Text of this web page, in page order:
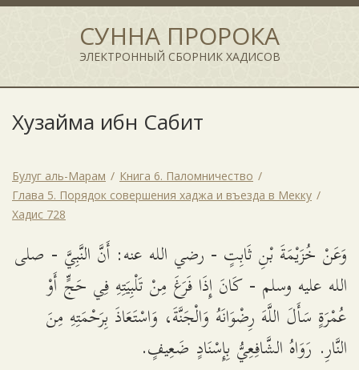
СУННА ПРОРОКА
ЭЛЕКТРОННЫЙ СБОРНИК ХАДИСОВ
Хузайма ибн Сабит
Булуг аль-Марам
Книга 6. Паломничество
Глава 5. Порядок совершения хаджа и въезда в Мекку
Хадис 728
وَعَنْ خُزَيْمَةَ بْنِ ثَابِتٍ - رضي الله عنه: أَنَّ النَّبِيَّ - صلى
الله عليه وسلم - كَانَ إِذَا فَرَغَ مِنْ تَلْبِيَتِهِ فِي حَجٍّ أَوْ
عُمْرَةٍ سَأَلَ اللَّهَ رِضْوَانَهُ وَالْجَنَّةَ، وَاسْتَعَاذَ بِرَحْمَتِهِ مِنَ
النَّارِ. رَوَاهُ الشَّافِعِيُّ بِإِسْنَادٍ ضَعِيفٍ.